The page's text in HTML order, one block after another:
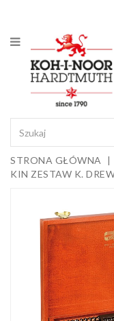
Ołówki
mechaniczne
i wkłady
Ołówki
grafitowe
Kredki
Pastele,
kredy
Gumki i
temperówki
Farby,
media i
dodatki
Sztalugi i
podobrazia
Bloki,
STRONA GŁÓWNA
KIN ZESTAW K.